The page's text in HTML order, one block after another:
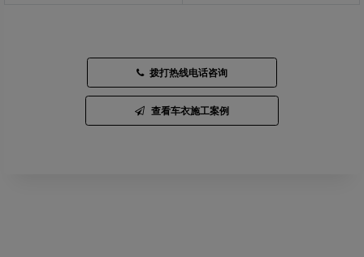
拨打热线电话咨询
查看车衣施工案例